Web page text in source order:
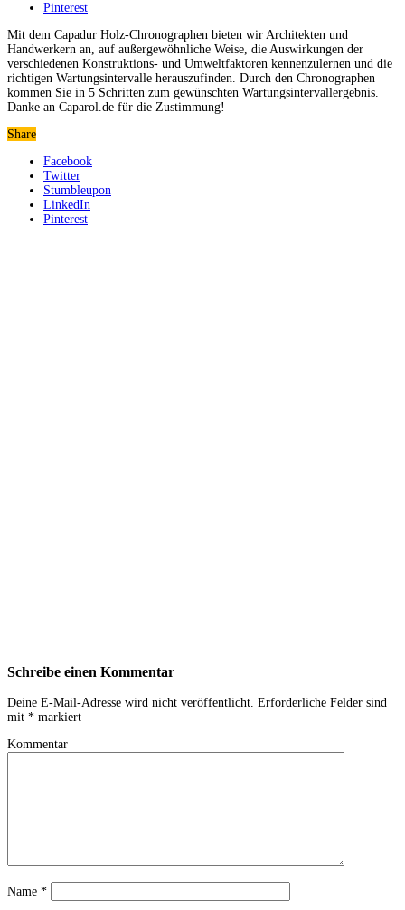
Pinterest
Mit dem Capadur Holz-Chronographen bieten wir Architekten und
Handwerkern an, auf außergewöhnliche Weise, die Auswirkungen der
verschiedenen Konstruktions- und Umweltfaktoren kennenzulernen und die
richtigen Wartungsintervalle herauszufinden. Durch den Chronographen
kommen Sie in 5 Schritten zum gewünschten Wartungsintervallergebnis.
Danke an Caparol.de für die Zustimmung!
Share
Facebook
Twitter
Stumbleupon
LinkedIn
Pinterest
Schreibe einen Kommentar
Deine E-Mail-Adresse wird nicht veröffentlicht. Erforderliche Felder sind
mit * markiert
Kommentar
Name *